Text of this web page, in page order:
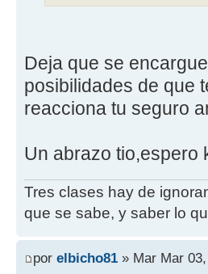
Deja que se
posibilidades de que
reacciona tu seguro
Un abrazo tio,espero
Tres clases hay de
que se sabe, y saber lo
por elbicho81 » Mar Mar